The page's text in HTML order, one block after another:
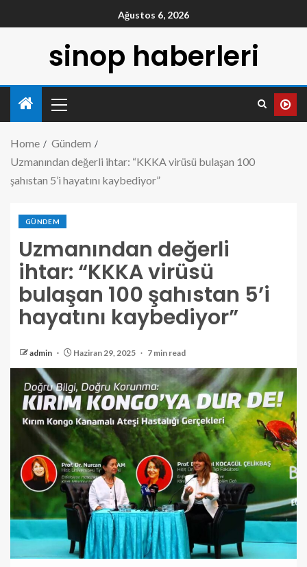
Ağustos 6, 2026
sinop haberleri
Home
Gündem
Uzmanından değerli ihtar: “KKKA virüsü bulaşan 100
şahıstan 5’i hayatını kaybediyor”
GÜNDEM
Uzmanından değerli
ihtar: “KKKA virüsü
bulaşan 100 şahıstan 5’i
hayatını kaybediyor”
admin Haziran 29, 2025 7 min read